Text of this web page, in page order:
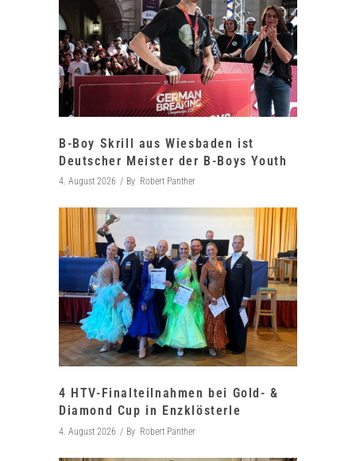
B-Boy Skrill aus Wiesbaden ist
Deutscher Meister der B-Boys Youth
4. August 2026 By Robert Panther
4 HTV-Finalteilnahmen bei Gold- &
Diamond Cup in Enzklösterle
4. August 2026 By Robert Panther